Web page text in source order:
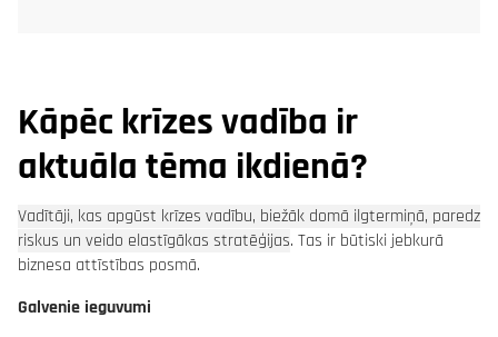
Kāpēc krīzes vadība ir
aktuāla tēma ikdienā?
Vadītāji, kas apgūst krīzes vadību, biežāk domā ilgtermiņā, paredz
riskus un veido elastīgākas stratēģijas. Tas ir būtiski jebkurā
biznesa attīstības posmā.
Galvenie ieguvumi